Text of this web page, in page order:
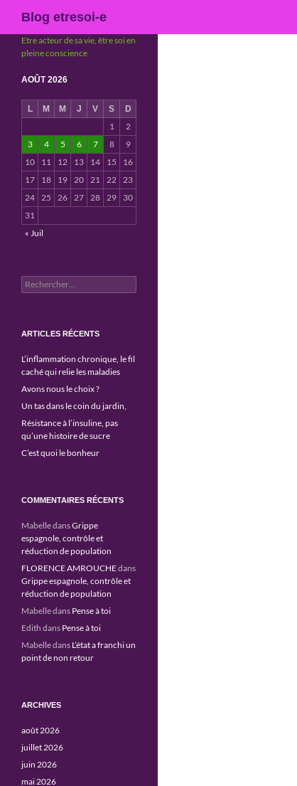
Blog etresoi-e
Etre acteur de sa vie, être soi en
pleine conscience
AOÛT 2026
L M M J V S D
1
2
3
4 5 6 7 8
9
10
11 12 13 14 15
16
17
18 19 20 21 22 23
24 25 26 27 28 29
30
31
« Juil
Rechercher :
ARTICLES RÉCENTS
L’inflammation chronique, le fil
caché qui relie les maladies
Avons nous le choix ?
Un tas dans le coin du jardin,
Résistance à l’insuline, pas
qu’une histoire de sucre
C’est quoi le bonheur
COMMENTAIRES RÉCENTS
MabelledansGrippe
espagnole, contrôle et
réduction de population
FLORENCE AMROUCHEdans
Grippe espagnole, contrôle et
réduction de population
Mabelledans Pense à toi
Edith dans Pense à toi
Mabelledans L’état a franchi un
point de non retour
ARCHIVES
août 2026
juillet 2026
juin 2026
mai 2026